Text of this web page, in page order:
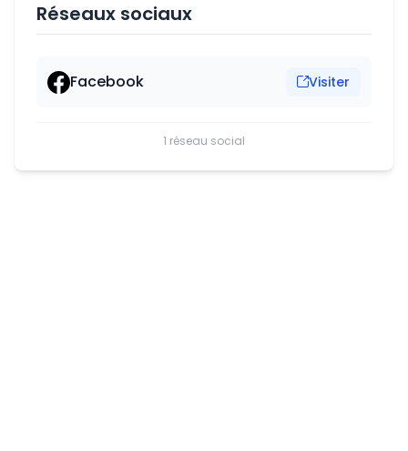
Réseaux sociaux
Facebook Visiter
1 réseau social